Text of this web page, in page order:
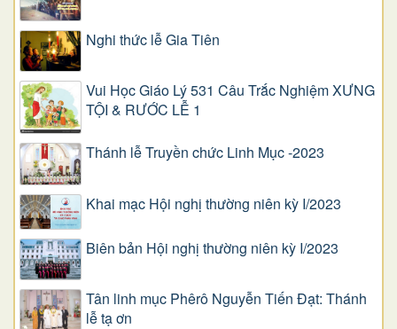
Nghi thức lễ Gia Tiên
Vui Học Giáo Lý 531 Câu Trắc Nghiệm XƯNG
TỘI & RƯỚC LỄ 1
Thánh lễ Truyền chức Linh Mục -2023
Khai mạc Hội nghị thường niên kỳ I/2023
Biên bản Hội nghị thường niên kỳ I/2023
Tân linh mục Phêrô Nguyễn Tiến Đạt: Thánh
lễ tạ ơn